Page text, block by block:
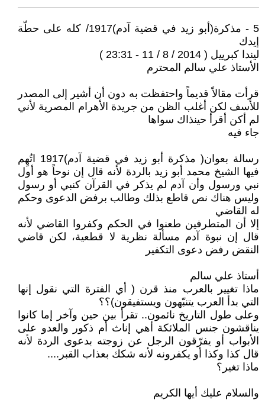
5 - مذكرة(أبو زيد في قضية آدم)1917/ كله على حطّة
إيدك
ليندا كبرييل ( 2014 / 8 / 11 - 23:31 )
الأستاذ علي سالم المحترم
قرأت مقالاً قديماً واحتفظت به دون أن أشير إلى المصدر
للأسف لكن أغلب الظن من جريدة الأهرام المصرية لأني
لم أكن أقرأ حينذاك سواها
جاء فيه
رسالة بعوان( مذكرة أبو زيد في قضية آدم)1917 اتُهِم
فيها الشيخ محمد أبو زيد بالردة لأنه قال إن نوحاً هو أول
نبي ورسول وأن آدم لم يذكر في القرآن كنبي أو رسول
وليس هناك نص قاطع بذلك وطالب برفض الدعوى وحكم
له القاضي
إلا أن المتطرفين طعنوا في الحكم وكفروا القاضي لأنه
قال إن نبوة آدم مسألة نظرية لا قطعية، لكن قاضي
النقض رفض دعوى التكفير
أستاذ علي سالم
ماذا تغيير بالعرب منذ قرن ( أي الفترة التي نقول إنها
التي بدأ العرب يتنبّهون ويستفيقون)؟؟
وعلى طول التاريخ نائمون.. تقرأ بين حين وآخر إما كانوا
يناقشون جنس الملائكة أهي إناث أم ذكور والعدو على
الأبواب أو يفرّقون الرجل عن زوجته بدعوى الردة لأنه
قال كذا وكذا أو يكفرونه لأنه شكك بعذاب القبر....
ماذا تغير؟
والسلام عليك أيها الكريم